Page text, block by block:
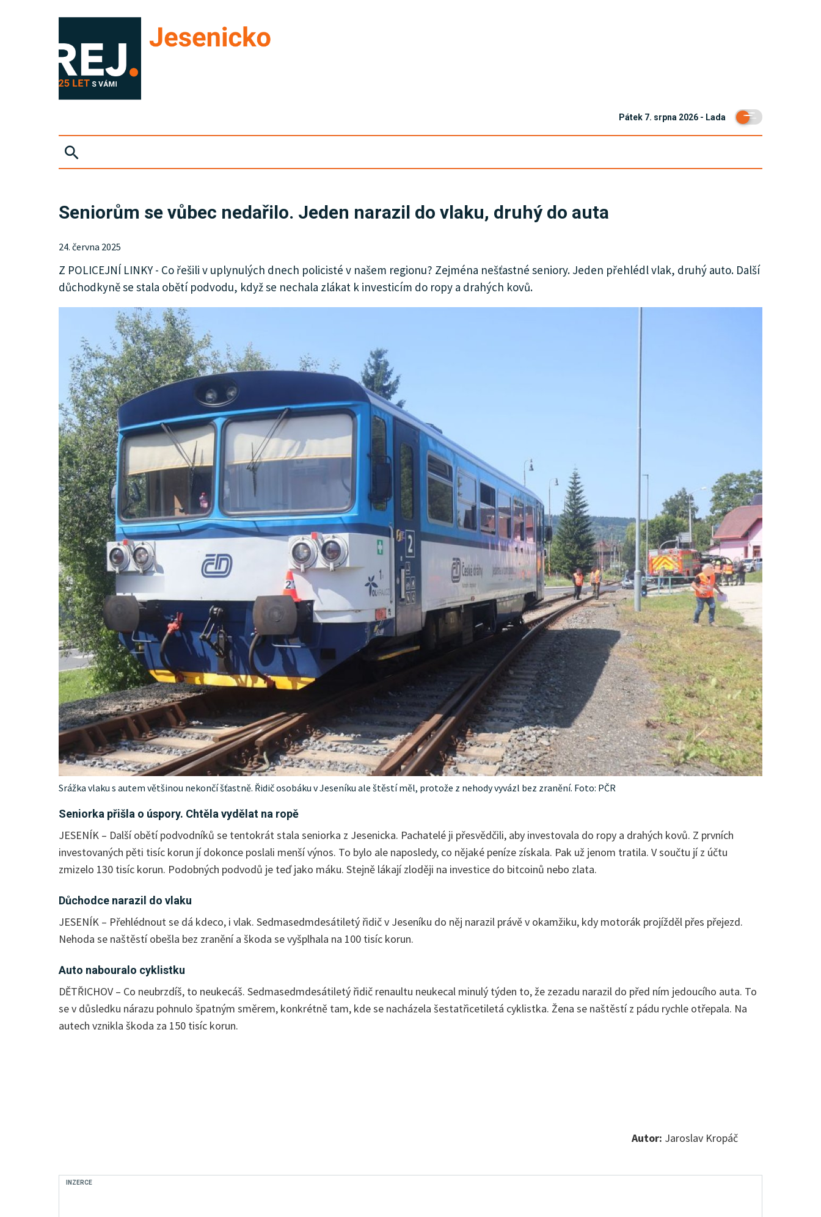
Pátek 7. srpna 2026 - Lada
KULTURA
SPOLEČNOST
MENU
INZERCE
Seniorům se vůbec nedařilo. Jeden narazil do vlaku, druhý do auta
24. června 2025
Z POLICEJNÍ LINKY - Co řešili v uplynulých dnech policisté v našem regionu? Zejména nešťastné seniory. Jeden přehlédl vlak, druhý auto. Další
důchodkyně se stala obětí podvodu, když se nechala zlákat k investicím do ropy a drahých kovů.
Srážka vlaku s autem většinou nekončí šťastně. Řidič osobáku v Jeseníku ale štěstí měl, protože z nehody vyvázl bez zranění. Foto: PČR
Seniorka přišla o úspory. Chtěla vydělat na ropě
JESENÍK – Další obětí podvodníků se tentokrát stala seniorka z Jesenicka. Pachatelé ji přesvědčili, aby investovala do ropy a drahých kovů. Z prvních
investovaných pěti tisíc korun jí dokonce poslali menší výnos. To bylo ale naposledy, co nějaké peníze získala. Pak už jenom tratila. V součtu jí z účtu
zmizelo 130 tisíc korun. Podobných podvodů je teď jako máku. Stejně lákají zloději na investice do bitcoinů nebo zlata.
Důchodce narazil do vlaku
JESENÍK – Přehlédnout se dá kdeco, i vlak. Sedmasedmdesátiletý řidič v Jeseníku do něj narazil právě v okamžiku, kdy motorák projížděl přes přejezd.
Nehoda se naštěstí obešla bez zranění a škoda se vyšplhala na 100 tisíc korun.
Auto nabouralo cyklistku
DĚTŘICHOV – Co neubrzdíš, to neukecáš. Sedmasedmdesátiletý řidič renaultu neukecal minulý týden to, že zezadu narazil do před ním jedoucího auta. To
se v důsledku nárazu pohnulo špatným směrem, konkrétně tam, kde se nacházela šestatřicetiletá cyklistka. Žena se naštěstí z pádu rychle otřepala. Na
autech vznikla škoda za 150 tisíc korun.
Autor: Jaroslav Kropáč
INZERCE